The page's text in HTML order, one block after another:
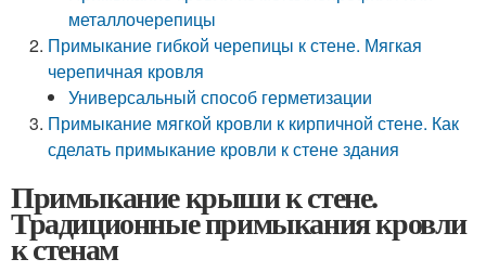
металлочерепицы
Примыкание гибкой черепицы к стене. Мягкая
черепичная кровля
Универсальный способ герметизации
Примыкание мягкой кровли к кирпичной стене. Как
сделать примыкание кровли к стене здания
Примыкание крыши к стене.
Традиционные примыкания кровли
к стенам